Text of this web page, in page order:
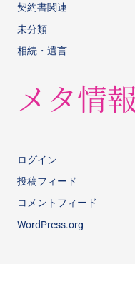
契約書関連
未分類
相続・遺言
メタ情報
ログイン
投稿フィード
コメントフィード
WordPress.org